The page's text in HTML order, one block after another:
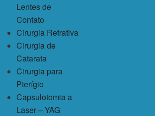
Lentes de
Contato
Cirurgia Refrativa
Cirurgia de
Catarata
Cirurgia para
Pterígio
Capsulotomia a
Laser – YAG